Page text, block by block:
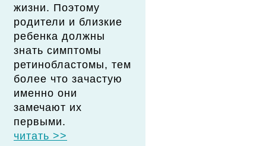
жизни. Поэтому
родители и близкие
ребенка должны
знать симптомы
ретинобластомы, тем
более что зачастую
именно они
замечают их
первыми.
читать >>